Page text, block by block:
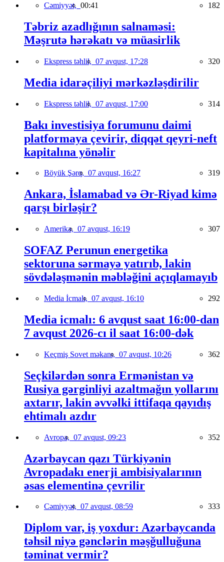
Cəmiyyət, 00:41 182
Təbriz azadlığının salnaməsi:
Məşrutə hərəkatı və müasirlik
Ekspress təhlil, 07 avqust, 17:28 320
Media idarəçiliyi mərkəzləşdirilir
Ekspress təhlil, 07 avqust, 17:00 314
Bakı investisiya forumunu daimi
platformaya çevirir, diqqət qeyri-neft
kapitalına yönəlir
Böyük Şərq, 07 avqust, 16:27 319
Ankara, İslamabad və Ər-Riyad kimə
qarşı birləşir?
Amerika, 07 avqust, 16:19 307
SOFAZ Perunun energetika
sektoruna sərmayə yatırıb, lakin
sövdələşmənin məbləğini açıqlamayıb
Media İcmalı, 07 avqust, 16:10 292
Media icmalı: 6 avqust saat 16:00-dan
7 avqust 2026-cı il saat 16:00-dək
Keçmiş Sovet məkanı, 07 avqust, 10:26 362
Seçkilərdən sonra Ermənistan və
Rusiya gərginliyi azaltmağın yollarını
axtarır, lakin əvvəlki ittifaqa qayıdış
ehtimalı azdır
Avropa, 07 avqust, 09:23 352
Azərbaycan qazı Türkiyənin
Avropadakı enerji ambisiyalarının
əsas elementinə çevrilir
Cəmiyyət, 07 avqust, 08:59 333
Diplom var, iş yoxdur: Azərbaycanda
təhsil niyə gənclərin məşğulluğuna
təminat vermir?